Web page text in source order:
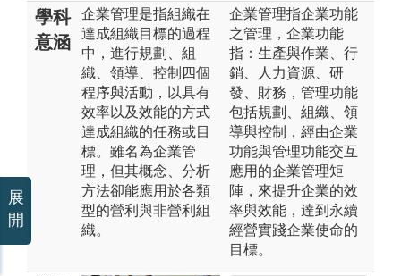
學科
意涵
企業管理是指組織在
達成組織目標的過程
中，進行規劃、組
織、領導、控制四個
程序與活動，以具有
效率以及效能的方式
達成組織的任務或目
標。雖名為企業管
理，但其概念、分析
方法卻能應用於各類
型的營利與非營利組
織。
企業管理指企業功能
之管理，企業功能
指：生產與作業、行
銷、人力資源、研
發、財務，管理功能
包括規劃、組織、領
導與控制，經由企業
功能與管理功能交互
應用的企業管理矩
陣，來提升企業的效
率與效能，達到永續
經營實踐企業使命的
目標。
展
開